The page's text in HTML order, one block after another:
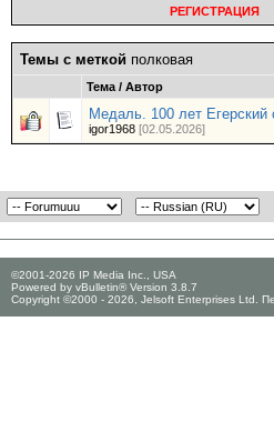
РЕГИСТРАЦИЯ
Темы с меткой полковая
Тема / Автор
Медаль. 100 лет Егерский
igor1968 [02.05.2026]
©2001-2026 IP Media Inc., USA
Powered by vBulletin® Version 3.8.7
Copyright ©2000 - 2026, Jelsoft Enterprises Ltd.